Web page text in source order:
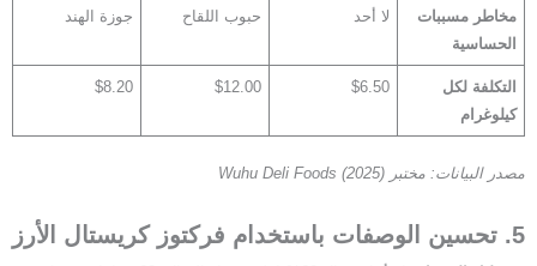
مخاطر مسببات
الحساسية
لا أحد حبوب اللقاح جوزة الهند
التكلفة لكل
كيلوغرام
$6.50
$12.00
$8.20
مصدر البيانات: مختبر Wuhu Deli Foods (2025)
5. تحسين الوصفات باستخدام فركتوز كريستال الأرز